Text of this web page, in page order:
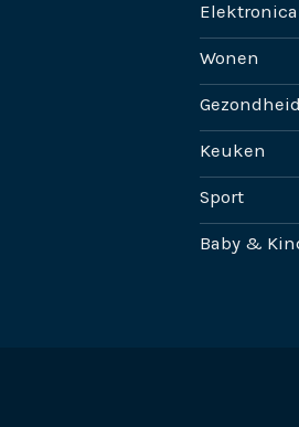
Elektronica
Wonen
Gezondheid
Keuken
Sport
Baby &